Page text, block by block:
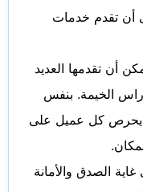
أن تقدم خدمات
أن تقدمها العديد
الخيمة. بنفس
يحرص كل عميل على
الصدق والأمانة